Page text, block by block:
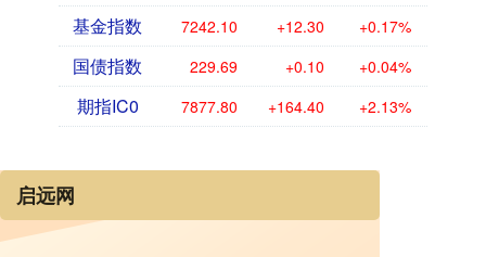
基金指数 7242.10 +12.30 +0.17%
国债指数 229.69 +0.10 +0.04%
期指IC0 7877.80 +164.40 +2.13%
启远网